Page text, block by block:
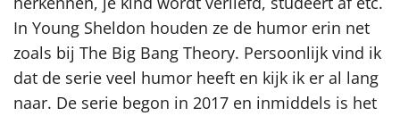
In Young Sheldon houden ze de humor erin net
zoals bij The Big Bang Theory. Persoonlijk vind ik
dat de serie veel humor heeft en kijk ik er al lang
naar. De serie begon in 2017 en inmiddels is het